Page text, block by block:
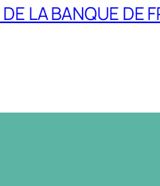
LA BANQUE DE